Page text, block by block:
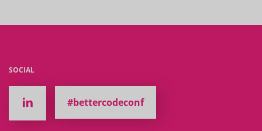
SOCIAL
#bettercodeconf